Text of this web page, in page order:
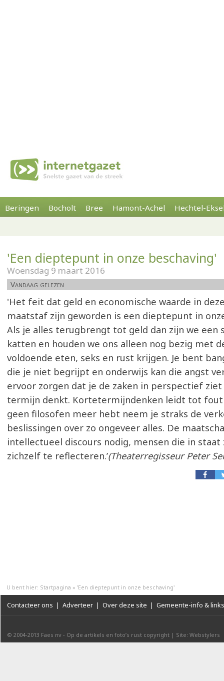
Beringen Bocholt Bree Hamont-Achel Hechtel-
'Een dieptepunt in onze beschaving'
Woensdag 9 maart 2016
Vandaag gelezen
'Het feit dat geld en economische waarde in
maatstaf zijn geworden is een dieptepunt in
Als je alles terugbrengt tot geld dan zijn we een
katten en houden we ons alleen nog bezig met
voldoende eten, seks en rust krijgen. Je bent
die je niet begrijpt en onderwijs kan die angst
ervoor zorgen dat je de zaken in perspectief
termijn denkt. Kortetermijndenken leidt tot fout
geen filosofen meer hebt neem je straks de
beslissingen over zo ongeveer alles. De
intellectueel discours nodig, mensen die in staat
zichzelf te reflecteren.’(Theaterregisseur Peter
U bent hier: Startpagina » 'Een dieptepunt in onze beschaving'
Contacteer ons | Adverteer | Over deze site | Gemeente-info & links
© 2004-2013 Faes nv - Op de artikels en foto’s rust copyright | Site: Webstylers